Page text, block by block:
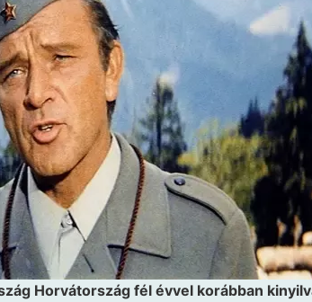
Horvátország fél évvel korábban